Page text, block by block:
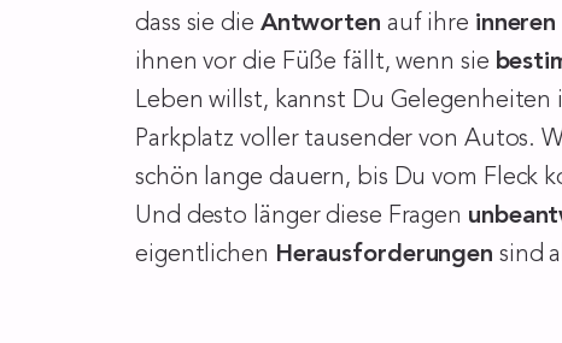
dass sie die Antworten auf ihre
ihnen vor die Füße fällt, wenn sie
Leben willst, kannst Du Gelegenheiten
Parkplatz voller tausender von Autos.
schön lange dauern, bis Du vom Fleck
Und desto länger diese Fragen
eigentlichen Herausforderungen sind